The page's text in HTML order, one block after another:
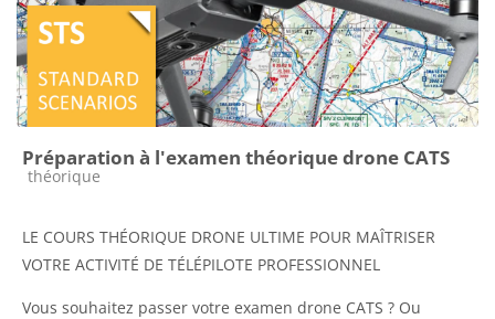
Préparation à l'examen théorique drone CATS
Catégorie de cours
théorique
LE COURS THÉORIQUE DRONE ULTIME POUR MAÎTRISER
VOTRE ACTIVITÉ DE TÉLÉPILOTE PROFESSIONNEL
Vous souhaitez passer votre examen drone CATS ? Ou